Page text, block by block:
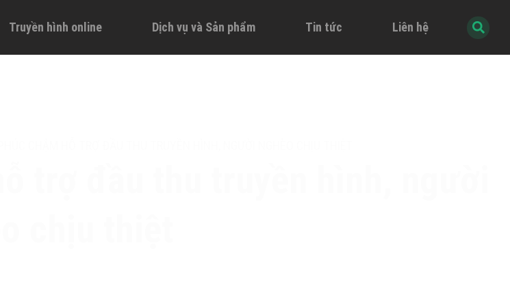
Truyền hình online Dịch vụ và Sản phẩm Tin tức Liên hệ